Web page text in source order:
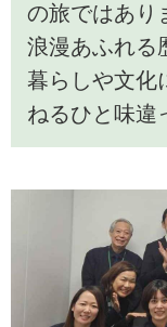
の旅ではあり
浪漫あふれる
暮らしや文化
ねるひと味違